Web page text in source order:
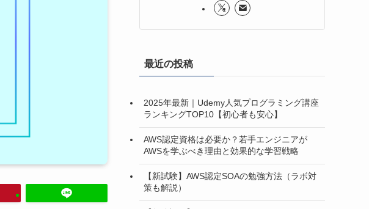
最近の投稿
2025年最新｜Udemy人気プログラミング講座
ランキングTOP10【初心者も安心】
AWS認定資格は必要か？若手エンジニアが
AWSを学ぶべき理由と効果的な学習戦略
【新試験】AWS認定SOAの勉強方法（ラボ対
策も解説）